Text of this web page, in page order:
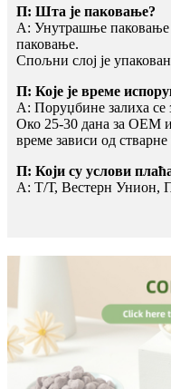
П: Шта је паковање?
A: Унутрашње паковање
паковање.
Спољни слој је
П: Које је време
A: Поруџбине залиха се
Око 25-30 дана за OEM
време зависи од
П: Који су услови
A: Т/Т, Вестерн Унион,